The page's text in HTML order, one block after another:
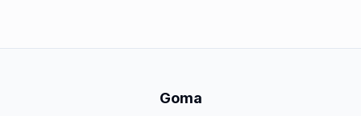
Goma